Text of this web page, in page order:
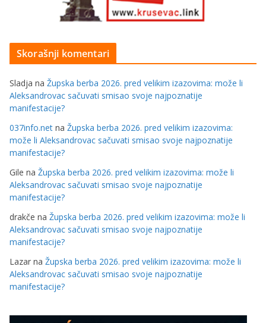
Skorašnji komentari
Sladja na Župska berba 2026. pred velikim izazovima: može li
Aleksandrovac sačuvati smisao svoje najpoznatije
manifestacije?
037info.net na Župska berba 2026. pred velikim izazovima:
može li Aleksandrovac sačuvati smisao svoje najpoznatije
manifestacije?
Gile na Župska berba 2026. pred velikim izazovima: može li
Aleksandrovac sačuvati smisao svoje najpoznatije
manifestacije?
drakče na Župska berba 2026. pred velikim izazovima: može li
Aleksandrovac sačuvati smisao svoje najpoznatije
manifestacije?
Lazar na Župska berba 2026. pred velikim izazovima: može li
Aleksandrovac sačuvati smisao svoje najpoznatije
manifestacije?